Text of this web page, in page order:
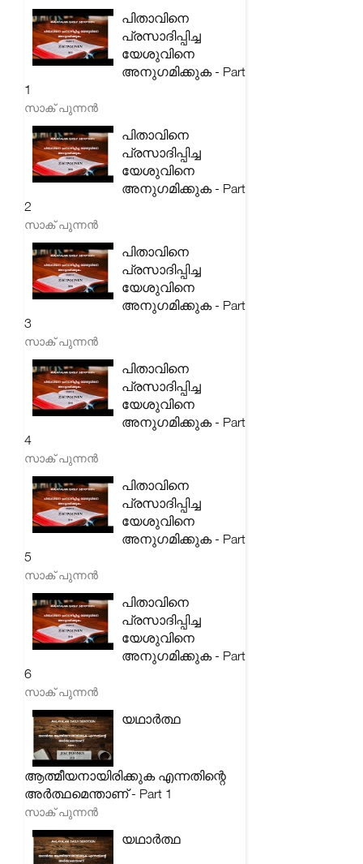
പിതാവിനെ
പ്രസാദിപ്പിച്ച
യേശുവിനെ
അനുഗമിക്കുക - Part
1
സാക് പുന്നൻ
പിതാവിനെ
പ്രസാദിപ്പിച്ച
യേശുവിനെ
അനുഗമിക്കുക - Part
2
സാക് പുന്നൻ
പിതാവിനെ
പ്രസാദിപ്പിച്ച
യേശുവിനെ
അനുഗമിക്കുക - Part
3
സാക് പുന്നൻ
പിതാവിനെ
പ്രസാദിപ്പിച്ച
യേശുവിനെ
അനുഗമിക്കുക - Part
4
സാക് പുന്നൻ
പിതാവിനെ
പ്രസാദിപ്പിച്ച
യേശുവിനെ
അനുഗമിക്കുക - Part
5
സാക് പുന്നൻ
പിതാവിനെ
പ്രസാദിപ്പിച്ച
യേശുവിനെ
അനുഗമിക്കുക - Part
6
സാക് പുന്നൻ
യഥാർത്ഥ
ആത്മീയനായിരിക്കുക എന്നതിന്റെ
അർത്ഥമെന്താണ് - Part 1
സാക് പുന്നൻ
യഥാർത്ഥ